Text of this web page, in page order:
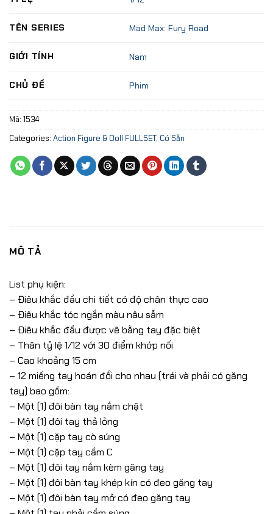
TÊN SERIES Mad Max: Fury Road
GIỚI TÍNH Nam
CHỦ ĐỀ Phim
Mã: 1534
Categories: Action Figure & Doll FULLSET, Có Sẵn
MÔ TẢ
List phụ kiện:
– Điêu khắc đầu chi tiết có độ chân thực cao
– Điêu khắc tóc ngắn màu nâu sẫm
– Điêu khắc đầu được vẽ bằng tay đặc biệt
– Thân tỷ lệ 1/12 với 30 điểm khớp nối
– Cao khoảng 15 cm
– 12 miếng tay hoán đổi cho nhau (trái và phải có găng
tay) bao gồm:
– Một (1) đôi bàn tay nắm chặt
– Một (1) đôi tay thả lỏng
– Một (1) cặp tay cò súng
– Một (1) cặp tay cầm C
– Một (1) đôi tay nắm kèm găng tay
– Một (1) đôi bàn tay khép kín có đeo găng tay
– Một (1) đôi bàn tay mở có đeo găng tay